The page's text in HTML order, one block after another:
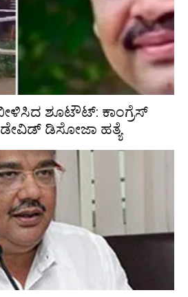
ಶೂಟೌಟ್‌: ಕಾಂಗ್ರೆಸ್‌
ಡಿಸೋಜಾ ಹತ್ಯೆ